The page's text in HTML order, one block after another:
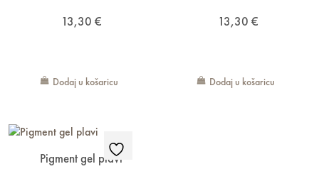
13,30 €
Dodaj u košaricu
13,30 €
Dodaj u košaricu
Pigment gel plavi